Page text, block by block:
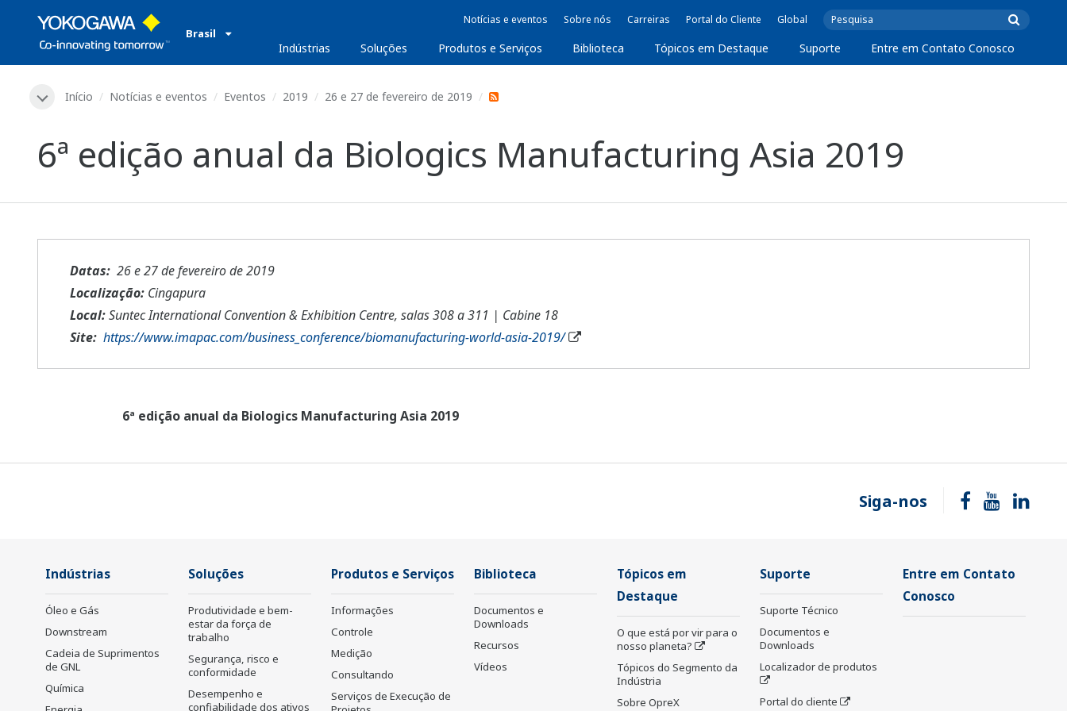
Brasil
Notícias e eventos Sobre nós Carreiras Portal do Cliente Global
Indústrias Soluções Produtos e Serviços Biblioteca Tópicos em Destaque Suporte Entre em Contato Conosco
Início Notícias e eventos Eventos 2019 26 e 27 de fevereiro de 2019
6ª edição anual da Biologics Manufacturing Asia 2019
Datas: 26 e 27 de fevereiro de 2019
Localização: Cingapura
Local:Suntec International Convention & Exhibition Centre, salas 308 a 311 | Cabine 18
Site: https://www.imapac.com/business_conference/biomanufacturing-world-asia-2019/
6ª edição anual da Biologics Manufacturing Asia 2019
Siga-nos
Indústrias
Óleo e Gás
Downstream
Cadeia de Suprimentos
de GNL
Química
Soluções
Produtividade e bem-
estar da força de
trabalho
Segurança, risco e
conformidade
Desempenho e
confiabilidade dos ativos
Produtos e Serviços
Informações
Controle
Medição
Consultando
Serviços de Execução de
Biblioteca
Documentos e
Downloads
Recursos
Vídeos
Tópicos em
Destaque
O que está por vir para o
nosso planeta?
Tópicos do Segmento da
Indústria
Sobre OpreX
Suporte
Suporte Técnico
Documentos e
Downloads
Localizador de produtos
Portal do cliente
Entre em Contato
Conosco